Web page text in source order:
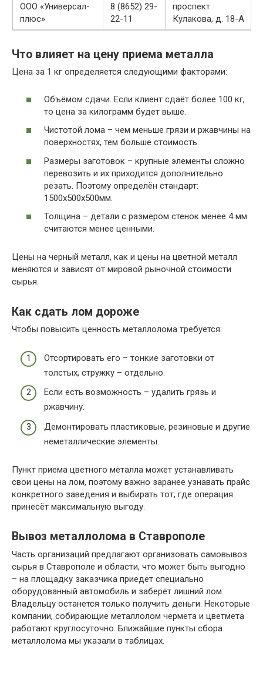
ООО «Универсал-
плюс»
8 (8652) 29-
22-11
проспект
Кулакова, д. 18-А
Что влияет на цену приема металла
Цена за 1 кг определяется следующими факторами:
Объёмом сдачи. Если клиент сдаёт более 100 кг,
то цена за килограмм будет выше.
Чистотой лома – чем меньше грязи и ржавчины на
поверхностях, тем больше стоимость.
Размеры заготовок – крупные элементы сложно
перевозить и их приходится дополнительно
резать. Поэтому определён стандарт:
1500х500х500мм.
Толщина – детали с размером стенок менее 4 мм
считаются менее ценными.
Цены на черный металл, как и цены на цветной металл
меняются и зависят от мировой рыночной стоимости
сырья.
Как сдать лом дороже
Чтобы повысить ценность металлолома требуется:
Отсортировать его – тонкие заготовки от
толстых, стружку – отдельно.
Если есть возможность – удалить грязь и
ржавчину.
Демонтировать пластиковые, резиновые и другие
неметаллические элементы.
Пункт приема цветного металла может устанавливать
свои цены на лом, поэтому важно заранее узнавать прайс
конкретного заведения и выбирать тот, где операция
принесёт максимальную выгоду.
Вывоз металлолома в Ставрополе
Часть организаций предлагают организовать самовывоз
сырья в Ставрополе и области, что может быть выгодно
– на площадку заказчика приедет специально
оборудованный автомобиль и заберёт лишний лом.
Владельцу останется только получить деньги. Некоторые
компании, собирающие металлолом чермета и цветмета
работают круглосуточно. Ближайшие пункты сбора
металлолома мы указали в таблицах.